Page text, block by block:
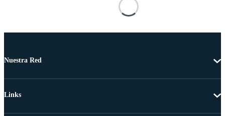
Nuestra Red
Links